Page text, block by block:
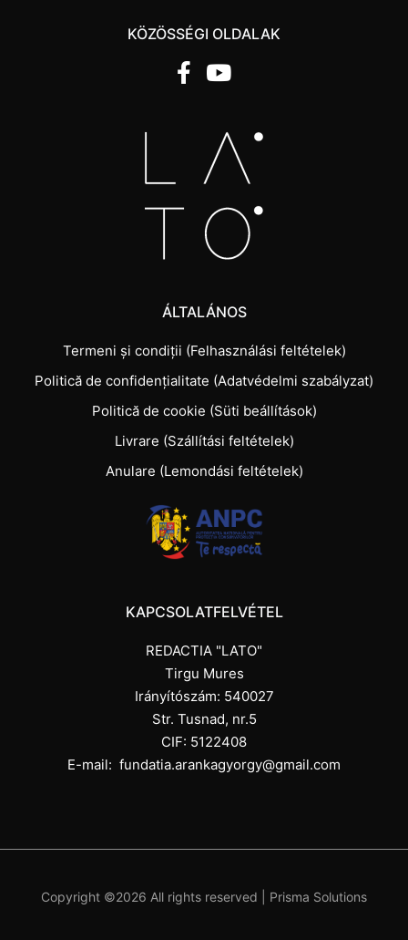
KÖZÖSSÉGI OLDALAK
ÁLTALÁNOS
Termeni și condiții (Felhasználási feltételek)
Politică de confidențialitate (Adatvédelmi szabályzat)
Politică de cookie (Süti beállítások)
Livrare (Szállítási feltételek)
Anulare (Lemondási feltételek)
KAPCSOLATFELVÉTEL
REDACTIA "LATO"
Tirgu Mures
Irányítószám: 540027
Str. Tusnad, nr.5
CIF: 5122408
E-mail: fundatia.arankagyorgy@gmail.com
Copyright ©2026 All rights reserved | Prisma Solutions